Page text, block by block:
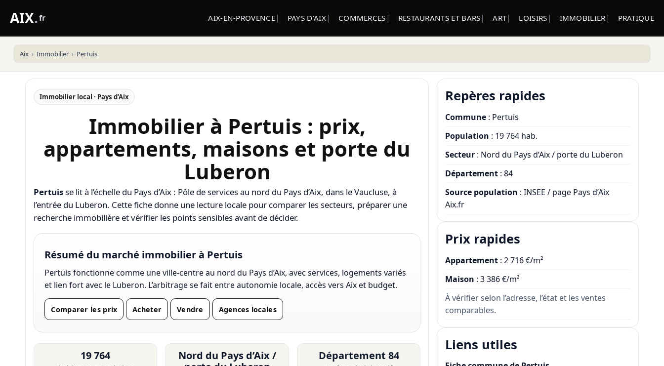
AIX.fr AIX-EN-PROVENCE PAYS D'AIX COMMERCES RESTAURANTS ET BARS ART LOISIRS IMMOBILIER PRATIQUE
Aix Immobilier Pertuis
Immobilier local · Pays d’Aix
Immobilier à Pertuis : prix,
appartements, maisons et porte du
Luberon
Pertuisse lit à l’échelle du Pays d’Aix : Pôle de services au nord du Pays d’Aix, dans le Vaucluse, à
l’entrée du Luberon. Cette fiche donne une lecture locale pour comparer les secteurs, préparer une
recherche immobilière et vérifier les points sensibles avant de décider.
Résumé du marché immobilier à Pertuis
Pertuis fonctionne comme une ville-centre au nord du Pays d’Aix, avec services, logements variés
et lien fort avec le Luberon. L’arbitrage se fait entre autonomie locale, accès vers Aix et budget.
Comparer les prix Acheter Vendre Agences locales
19 764
Nord du Pays d’Aix /
Département 84
Repères rapides
Commune : Pertuis
Population : 19 764 hab.
Secteur : Nord du Pays d’Aix / porte du Luberon
Département : 84
Source population : INSEE / page Pays d’Aix
Aix.fr
Prix rapides
Appartement : 2 716 €/m²
Maison : 3 386 €/m²
À vérifier selon l’adresse, l’état et les ventes
comparables.
Liens utiles